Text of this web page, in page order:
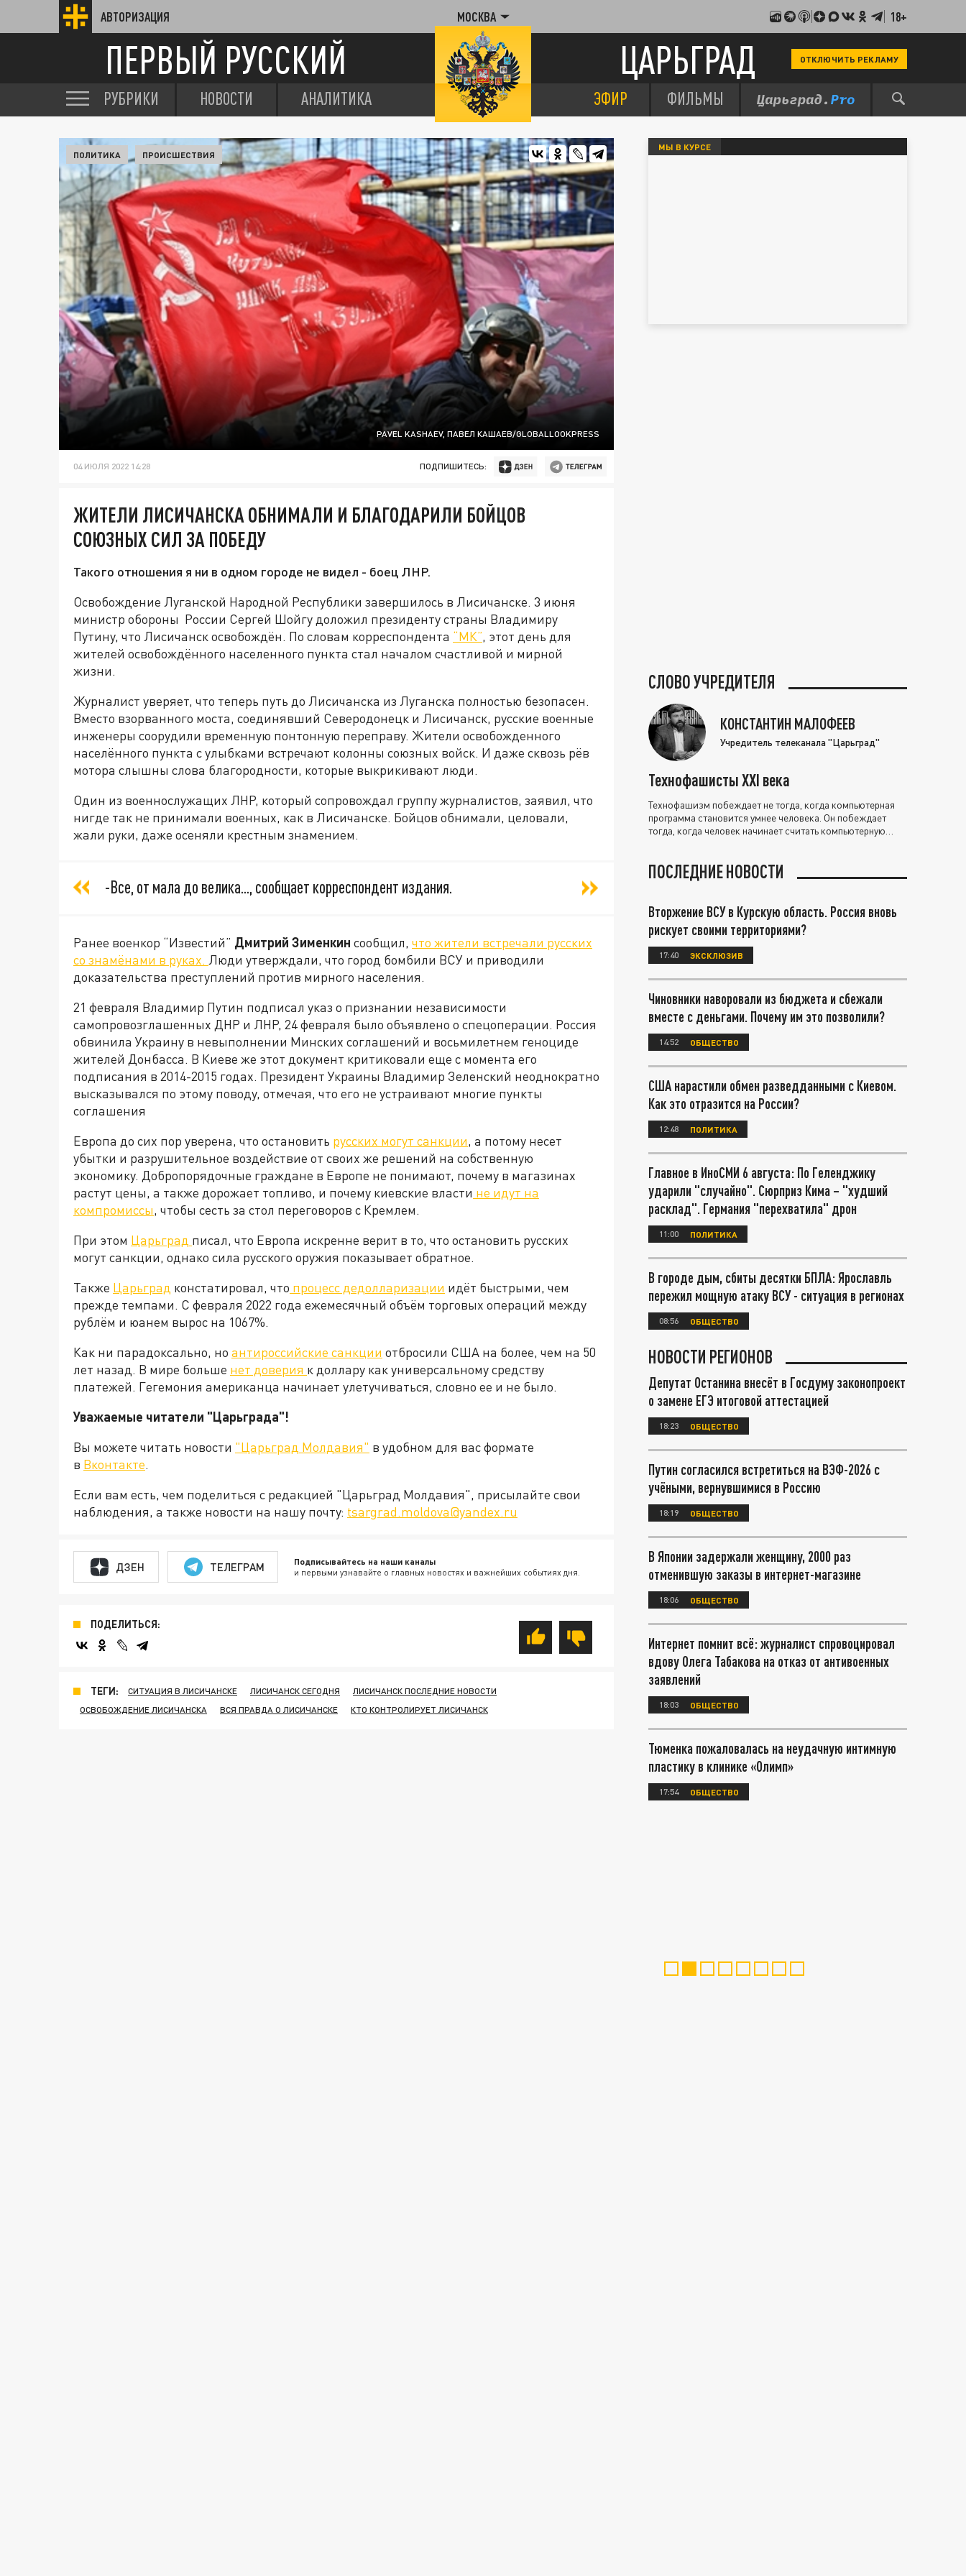
АВТОРИЗАЦИЯ МОСКВА 18+
ПЕРВЫЙ РУССКИЙ ЦАРЬГРАД ОТКЛЮЧИТЬ РЕКЛАМУ
РУБРИКИ НОВОСТИ АНАЛИТИКА ЭФИР ФИЛЬМЫ
PAVEL KASHAEV, ПАВЕЛ КАШАЕВ/GLOBALLOOKPRESS
ПОЛИТИКА ПРОИСШЕСТВИЯ
04 ИЮЛЯ 2022 14:28 ПОДПИШИТЕСЬ:
ЖИТЕЛИ ЛИСИЧАНСКА ОБНИМАЛИ И БЛАГОДАРИЛИ БОЙЦОВ
СОЮЗНЫХ СИЛ ЗА ПОБЕДУ
Такого отношения я ни в одном городе не видел - боец ЛНР.
Освобождение Луганской Народной Республики завершилось в Лисичанске. 3 июня
министр обороны России Сергей Шойгу доложил президенту страны Владимиру
Путину, что Лисичанск освобождён. По словам корреспондента “МК”, этот день для
жителей освобождённого населенного пункта стал началом счастливой и мирной
жизни.
Журналист уверяет, что теперь путь до Лисичанска из Луганска полностью безопасен.
Вместо взорванного моста, соединявший Северодонецк и Лисичанск, русские военные
инженеры соорудили временную понтонную переправу. Жители освобожденного
населённого пункта с улыбками встречают колонны союзных войск. И даже сквозь рёв
мотора слышны слова благородности, которые выкрикивают люди.
Один из военнослужащих ЛНР, который сопровождал группу журналистов, заявил, что
нигде так не принимали военных, как в Лисичанске. Бойцов обнимали, целовали,
жали руки, даже осеняли крестным знамением.
-Все, от мала до велика..., сообщает корреспондент издания.
Ранее военкор “Известий” Дмитрий Зименкин сообщил, что жители встречали русских
со знамёнами в руках. Люди утверждали, что город бомбили ВСУ и приводили
доказательства преступлений против мирного населения.
21 февраля Владимир Путин подписал указ о признании независимости
самопровозглашенных ДНР и ЛНР, 24 февраля было объявлено о спецоперации. Россия
обвинила Украину в невыполнении Минских соглашений и восьмилетнем геноциде
жителей Донбасса. В Киеве же этот документ критиковали еще с момента его
подписания в 2014-2015 годах. Президент Украины Владимир Зеленский неоднократно
высказывался по этому поводу, отмечая, что его не устраивают многие пункты
соглашения
Европа до сих пор уверена, что остановить русских могут санкции, а потому несет
убытки и разрушительное воздействие от своих же решений на собственную
экономику. Добропорядочные граждане в Европе не понимают, почему в магазинах
растут цены, а также дорожает топливо, и почему киевские власти не идут на
компромиссы, чтобы сесть за стол переговоров с Кремлем.
При этом Царьград писал, что Европа искренне верит в то, что остановить русских
могут санкции, однако сила русского оружия показывает обратное.
Также Царьград констатировал, что процесс дедолларизации идёт быстрыми, чем
прежде темпами. С февраля 2022 года ежемесячный объём торговых операций между
рублём и юанем вырос на 1067%.
Как ни парадоксально, но антироссийские санкции отбросили США на более, чем на 50
лет назад. В мире больше нет доверия к доллару как универсальному средству
платежей. Гегемония американца начинает улетучиваться, словно ее и не было.
Уважаемые читатели "Царьграда"!
Вы можете читать новости "Царьград Молдавия" в удобном для вас формате
в Вконтакте.
Если вам есть, чем поделиться с редакцией "Царьград Молдавия", присылайте свои
наблюдения, а также новости на нашу почту: tsargrad.moldova@yandex.ru
ДЗЕН ТЕЛЕГРАМ Подписывайтесь на наши каналы
и первыми узнавайте о главных новостях и важнейших событиях дня.
ПОДЕЛИТЬСЯ:
ТЕГИ: СИТУАЦИЯ В ЛИСИЧАНСКЕ ЛИСИЧАНСК СЕГОДНЯ
ЛИСИЧАНСК ПОСЛЕДНИЕ НОВОСТИ
ОСВОБОЖДЕНИЕ ЛИСИЧАНСКА
ВСЯ ПРАВДА О ЛИСИЧАНСКЕ КТО КОНТРОЛИРУЕТ ЛИСИЧАНСК
МЫ В КУРСЕ
СЛОВО УЧРЕДИТЕЛЯ
КОНСТАНТИН МАЛОФЕЕВ
Учредитель телеканала "Царьград"
Технофашисты XXI века
Технофашизм побеждает не тогда, когда компьютерная
программа становится умнее человека. Он побеждает
тогда, когда человек начинает считать компьютерную
ПОСЛЕДНИЕ НОВОСТИ
Вторжение ВСУ в Курскую область. Россия вновь
рискует своими территориями?
17:40 ЭКСКЛЮЗИВ
Чиновники наворовали из бюджета и сбежали
вместе с деньгами. Почему им это позволили?
14:52 ОБЩЕСТВО
США нарастили обмен разведданными с Киевом.
Как это отразится на России?
12:48 ПОЛИТИКА
Главное в ИноСМИ 6 августа: По Геленджику
ударили "случайно". Сюрприз Кима – "худший
расклад". Германия "перехватила" дрон
11:00 ПОЛИТИКА
В городе дым, сбиты десятки БПЛА: Ярославль
пережил мощную атаку ВСУ - ситуация в регионах
08:56 ОБЩЕСТВО
НОВОСТИ РЕГИОНОВ
Депутат Останина внесёт в Госдуму законопроект
о замене ЕГЭ итоговой аттестацией
18:23 ОБЩЕСТВО
Путин согласился встретиться на ВЭФ-2026 с
учёными, вернувшимися в Россию
18:19 ОБЩЕСТВО
В Японии задержали женщину, 2000 раз
отменившую заказы в интернет-магазине
18:06 ОБЩЕСТВО
Интернет помнит всё: журналист спровоцировал
вдову Олега Табакова на отказ от антивоенных
заявлений
18:03 ОБЩЕСТВО
Тюменка пожаловалась на неудачную интимную
пластику в клинике «Олимп»
17:54 ОБЩЕСТВО